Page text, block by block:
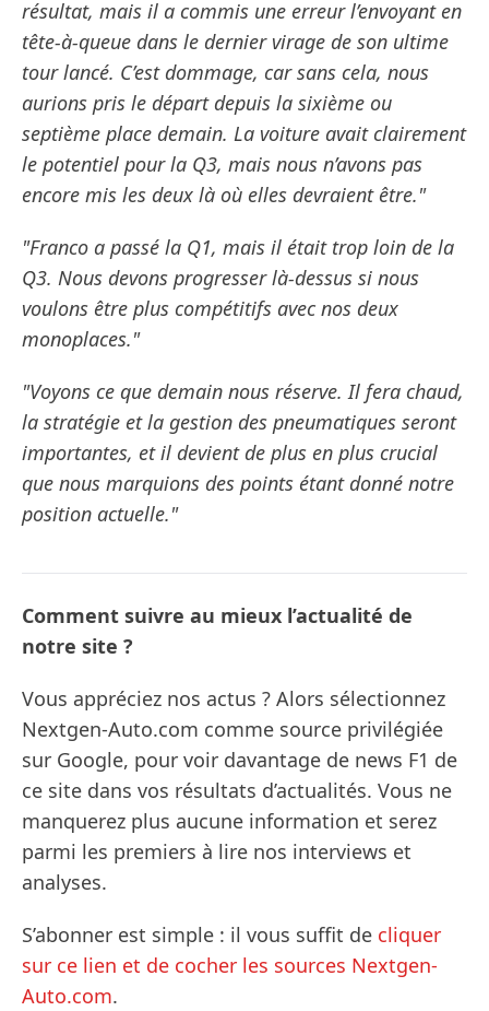
résultat, mais il a commis une erreur l’envoyant en
tête-à-queue dans le dernier virage de son ultime
tour lancé. C’est dommage, car sans cela, nous
aurions pris le départ depuis la sixième ou
septième place demain. La voiture avait clairement
le potentiel pour la Q3, mais nous n’avons pas
encore mis les deux là où elles devraient être."
"Franco a passé la Q1, mais il était trop loin de la
Q3. Nous devons progresser là-dessus si nous
voulons être plus compétitifs avec nos deux
monoplaces."
"Voyons ce que demain nous réserve. Il fera chaud,
la stratégie et la gestion des pneumatiques seront
importantes, et il devient de plus en plus crucial
que nous marquions des points étant donné notre
position actuelle."
Comment suivre au mieux l’actualité de
notre site ?
Vous appréciez nos actus ? Alors sélectionnez
Nextgen-Auto.com comme source privilégiée
sur Google, pour voir davantage de news F1 de
ce site dans vos résultats d’actualités. Vous ne
manquerez plus aucune information et serez
parmi les premiers à lire nos interviews et
analyses.
S’abonner est simple : il vous suffit de cliquer
sur ce lien et de cocher les sources Nextgen-
Auto.com.